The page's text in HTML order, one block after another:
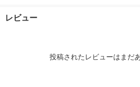
レビュー
投稿されたレビューはまだ